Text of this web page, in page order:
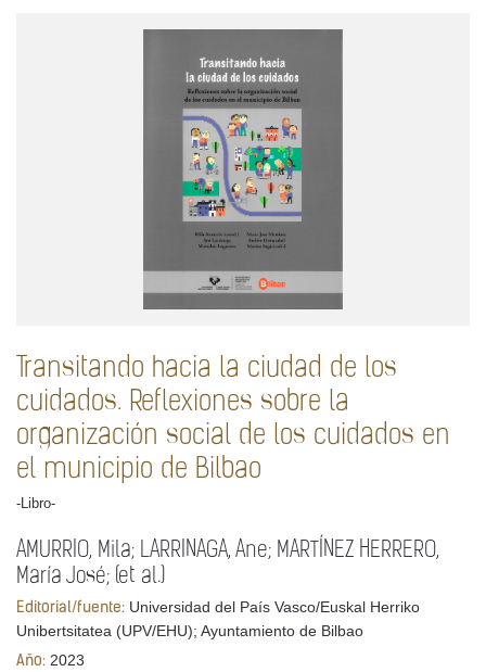
Transitando hacia la ciudad de los
cuidados. Reflexiones sobre la
organización social de los cuidados en
el municipio de Bilbao
-Libro-
AMURRIO, Mila; LARRINAGA, Ane; MARTÍNEZ HERRERO,
María José; (et al.)
Editorial/fuente: Universidad del País Vasco/Euskal Herriko
Unibertsitatea (UPV/EHU); Ayuntamiento de Bilbao
Año: 2023